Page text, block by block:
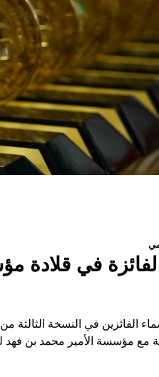
في قلادة
الفائزين في النسخة
مع مؤسسة الأمير محمد بن فهد